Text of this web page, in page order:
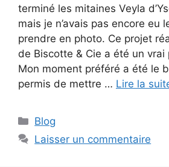
terminé les mitaines Veyla
mais je n’avais pas encore eu
prendre en photo. Ce projet
de Biscotte & Cie a été un vrai
Mon moment préféré a été le
permis de mettre … Lire la
Catégories
Blog
Laisser un commentaire